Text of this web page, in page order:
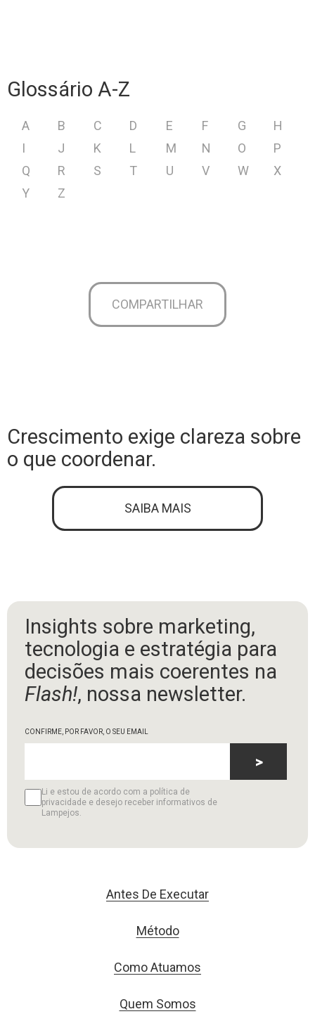
Glossário A-Z
A B C D E F G
H
I
J K L M N O
P
Q
R S T U V W
X
Y
Z
COMPARTILHAR
Crescimento exige clareza sobre
o que coordenar.
SAIBA MAIS
Insights sobre marketing,
tecnologia e estratégia para
decisões mais coerentes na
Flash!, nossa newsletter.
CONFIRME, POR FAVOR, O SEU EMAIL
Li e estou de acordo com a política de
privacidade e desejo receber informativos de
Lampejos.
>
Antes De Executar
Método
Como Atuamos
Quem Somos